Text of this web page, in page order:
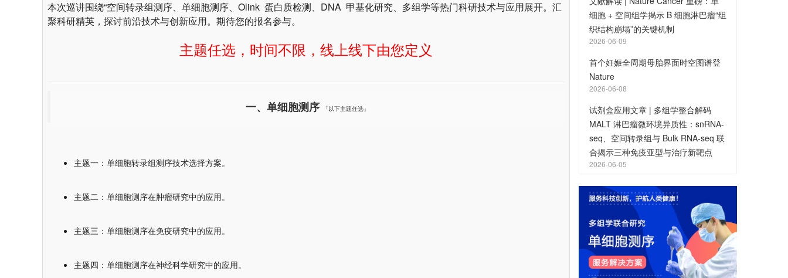
本次巡讲围绕“空间转录组测序、单细胞测序、Olink 蛋白质检测、DNA 甲基化研究、多组学等热门科研技术与应用展开。汇
聚科研精英，探讨前沿技术与创新应用。期待您的报名参与。
主题任选，时间不限，线上线下由您定义
一、单细胞测序 「以下主题任选」
主题一：单细胞转录组测序技术选择方案。
主题二：单细胞测序在肿瘤研究中的应用。
主题三：单细胞测序在免疫研究中的应用。
主题四：单细胞测序在神经科学研究中的应用。
细胞 + 空间组学揭示 B 细胞淋巴瘤“组
织结构崩塌”的关键机制
2026-06-09
首个妊娠全周期母胎界面时空图谱登
Nature
2026-06-08
试剂盒应用文章 | 多组学整合解码
MALT 淋巴瘤微环境异质性：snRNA-
seq、空间转录组与 Bulk RNA-seq 联
合揭示三种免疫亚型与治疗新靶点
2026-06-05